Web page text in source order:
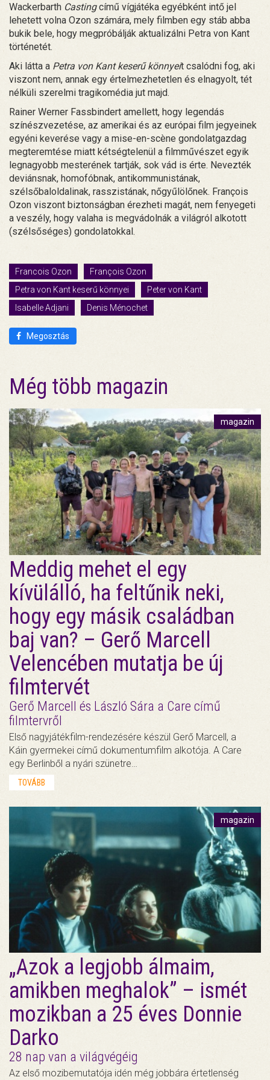
Wackerbarth Castingcímű vígjátéka egyébként intő jel
lehetett volna Ozon számára, mely filmben egy stáb abba
bukik bele, hogy megpróbálják aktualizálni Petra von Kant
történetét.
Aki látta a Petra von Kant keserű könnyeit csalódni fog, aki
viszont nem, annak egy értelmezhetetlen és elnagyolt, tét
nélküli szerelmi tragikomédia jut majd.
Rainer Werner Fassbindert amellett, hogy legendás
színészvezetése, az amerikai és az európai film jegyeinek
egyéni keverése vagy a mise-en-scène gondolatgazdag
megteremtése miatt kétségtelenül a filmművészet egyik
legnagyobb mesterének tartják, sok vád is érte. Nevezték
deviánsnak, homofóbnak, antikommunistának,
szélsőbaloldalinak, rasszistának, nőgyűlölőnek. François
Ozon viszont biztonságban érezheti magát, nem fenyegeti
a veszély, hogy valaha is megvádolnák a világról alkotott
(szélsőséges) gondolatokkal.
Francois Ozon
François Ozon
Petra von Kant keserű könnyei
Peter von Kant
Isabelle Adjani
Denis Ménochet
Megosztás
Még több magazin
magazin
Meddig mehet el egy
kívülálló, ha feltűnik neki,
hogy egy másik családban
baj van? – Gerő Marcell
Velencében mutatja be új
filmtervét
Gerő Marcell és László Sára a Care című
filmtervről
Első nagyjátékfilm-rendezésére készül Gerő Marcell, a
Káin gyermekei című dokumentumfilm alkotója. A Care
egy Berlinből a nyári szünetre…
TOVÁBB
magazin
„Azok a legjobb álmaim,
amikben meghalok” – ismét
mozikban a 25 éves Donnie
Darko
28 nap van a világvégéig
Az első mozibemutatója idén még jobbára értetlenség